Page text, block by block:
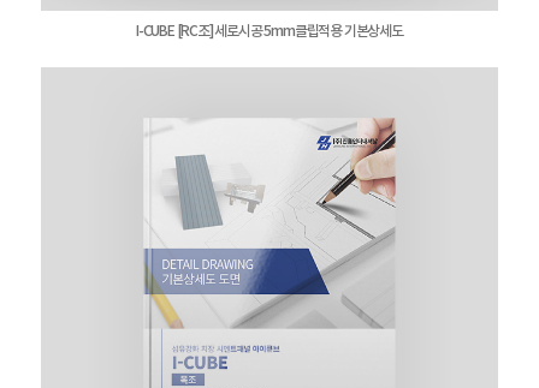
I-CUBE [RC조] 세로시공 5mm클립적용 기본상세도